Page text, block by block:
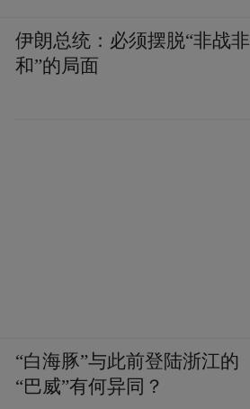
伊朗总统：必须摆脱“非战非
和”的局面
“白海豚”与此前登陆浙江的
“巴威”有何异同？